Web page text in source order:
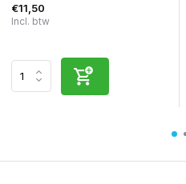
€11,50
Incl. btw